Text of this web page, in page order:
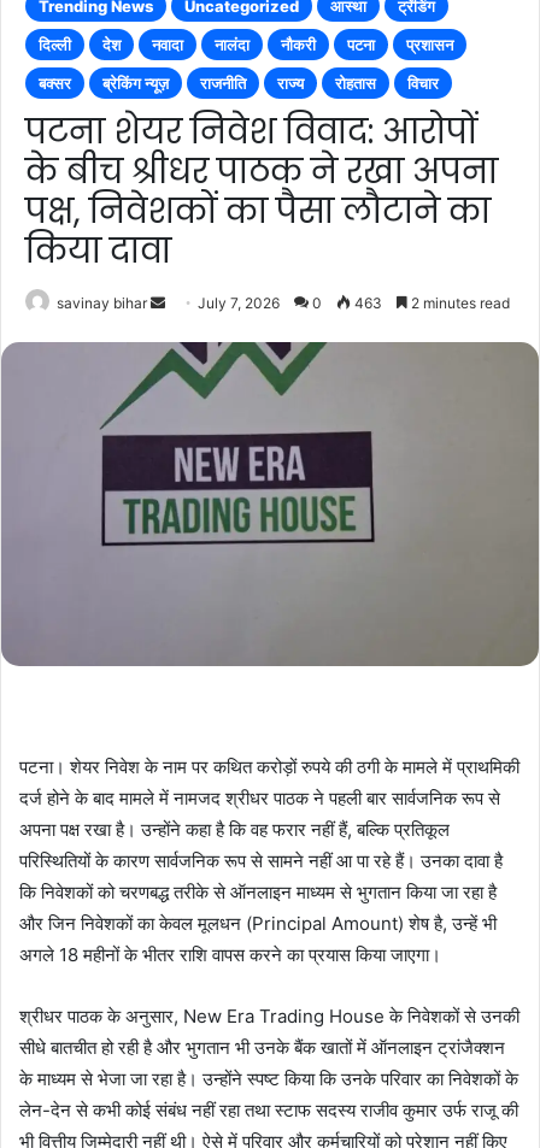
Trending News Uncategorized आस्था
ट्रेंडिंग
दिल्ली
देश नवादा नालंदा नौकरी पटना
प्रशासन
बक्सर
ब्रेकिंग न्यूज़ राजनीति राज्य रोहतास विचार
पटना शेयर निवेश विवाद: आरोपों
के बीच श्रीधर पाठक ने रखा अपना
पक्ष, निवेशकों का पैसा लौटाने का
किया दावा
savinay bihar
Send
email
July 7, 2026 0 463 2 minutes read
पटना। शेयर निवेश के नाम पर कथित करोड़ों रुपये की ठगी के मामले में प्राथमिकी
दर्ज होने के बाद मामले में नामजद श्रीधर पाठक ने पहली बार सार्वजनिक रूप से
अपना पक्ष रखा है। उन्होंने कहा है कि वह फरार नहीं हैं, बल्कि प्रतिकूल
परिस्थितियों के कारण सार्वजनिक रूप से सामने नहीं आ पा रहे हैं। उनका दावा है
कि निवेशकों को चरणबद्ध तरीके से ऑनलाइन माध्यम से भुगतान किया जा रहा है
और जिन निवेशकों का केवल मूलधन (Principal Amount) शेष है, उन्हें भी
अगले 18 महीनों के भीतर राशि वापस करने का प्रयास किया जाएगा।
श्रीधर पाठक के अनुसार, New Era Trading House के निवेशकों से उनकी
सीधे बातचीत हो रही है और भुगतान भी उनके बैंक खातों में ऑनलाइन ट्रांजैक्शन
के माध्यम से भेजा जा रहा है। उन्होंने स्पष्ट किया कि उनके परिवार का निवेशकों के
लेन-देन से कभी कोई संबंध नहीं रहा तथा स्टाफ सदस्य राजीव कुमार उर्फ राजू की
भी वित्तीय जिम्मेदारी नहीं थी। ऐसे में परिवार और कर्मचारियों को परेशान नहीं किए